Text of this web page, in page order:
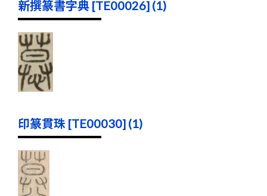
新撰篆書字典 [TE00026] (1)
印篆貫珠 [TE00030] (1)